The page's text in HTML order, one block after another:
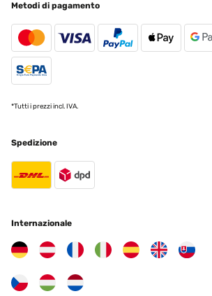
Utente Amazon
Tradurre
Ich wollte auf dem Balkon eine kleine Oase
.daher entschied ich mich für diesen Brunnen.
beeindruckt ist die Kraft der Pumpe und
solar Energie hält wirklich lange auch wenn
tollUpdate auch nach einem Umzug ein Jahr
aber logisch ist ich würde den wieder kaufen
Tradurre
Metodi di pagamento
*Tutti i prezzi incl. IVA.
Spedizione
Internazionale